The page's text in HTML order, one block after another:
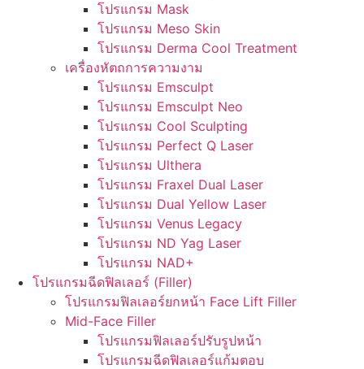
โปรแกรม Mask
โปรแกรม Meso Skin
โปรแกรม Derma Cool Treatment
เครื่องหัตถการความงาม
โปรแกรม Emsculpt
โปรแกรม Emsculpt Neo
โปรแกรม Cool Sculpting
โปรแกรม Perfect Q Laser
โปรแกรม Ulthera
โปรแกรม Fraxel Dual Laser
โปรแกรม Dual Yellow Laser
โปรแกรม Venus Legacy
โปรแกรม ND Yag Laser
โปรแกรม NAD+
โปรแกรมฉีดฟิลเลอร์ (Filler)
โปรแกรมฟิลเลอร์ยกหน้า Face Lift Filler
Mid-Face Filler
โปรแกรมฟิลเลอร์ปรับรูปหน้า
โปรแกรมฉีดฟิลเลอร์แก้มตอบ